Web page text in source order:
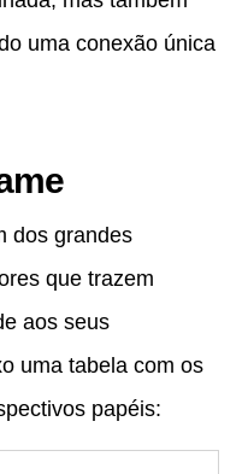
uma conexão única
dos grandes
que trazem
aos seus
uma tabela com os
papéis: